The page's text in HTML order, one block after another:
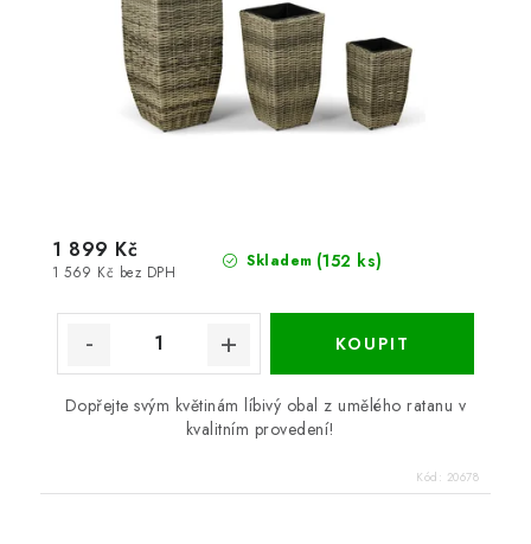
Skladem (152 ks)
1 569 Kč bez DPH
1 899 Kč
Dopřejte svým květinám líbivý obal z umělého ratanu v
kvalitním provedení!
Kód: 20678